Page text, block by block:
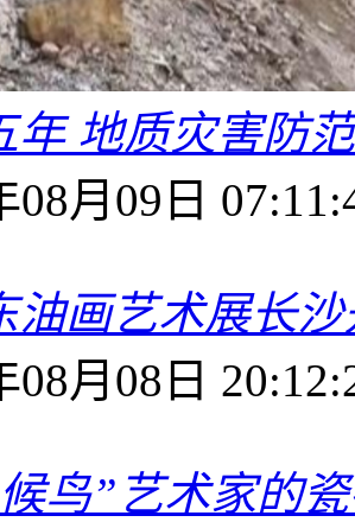
年 地质灾害防
08月09日
油画艺术展长
08月08日
鸟”艺术家的